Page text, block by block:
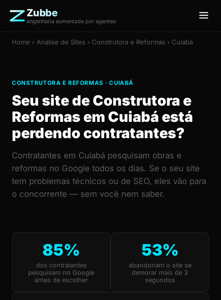
Zubbe
engenharia aumentada por agentes
Home › Análise de Sites › Construtora e Reformas › Cuiabá
CONSTRUTORA E REFORMAS · CUIABÁ
Seu site de Construtora e
Reformas em Cuiabá está
perdendo contratantes?
Contratantes em Cuiabá pesquisam obras e
reformas no Google todos os dias. Se o seu site
tem problemas técnicos ou de SEO, eles vão para
o concorrente — sem você nem saber.
85%
dos contratantes
pesquisam no Google
antes de escolher
53%
abandonam o site se
demorar mais de 3
segundos